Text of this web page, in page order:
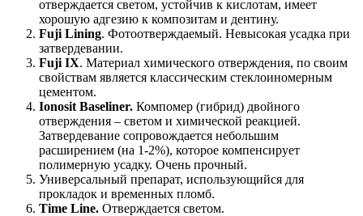
отверждается светом, устойчив к кислотам, имеет
хорошую адгезию к композитам и дентину.
Fuji Lining. Фотоотверждаемый. Невысокая усадка при
затвердевании.
Fuji IX. Материал химического отверждения, по своим
свойствам является классическим стеклоиномерным
цементом.
Ionosit Baseliner. Компомер (гибрид) двойного
отверждения – светом и химической реакцией.
Затвердевание сопровождается небольшим
расширением (на 1-2%), которое компенсирует
полимерную усадку. Очень прочный.
Универсальный препарат, использующийся для
прокладок и временных пломб.
Time Line. Отверждается светом.